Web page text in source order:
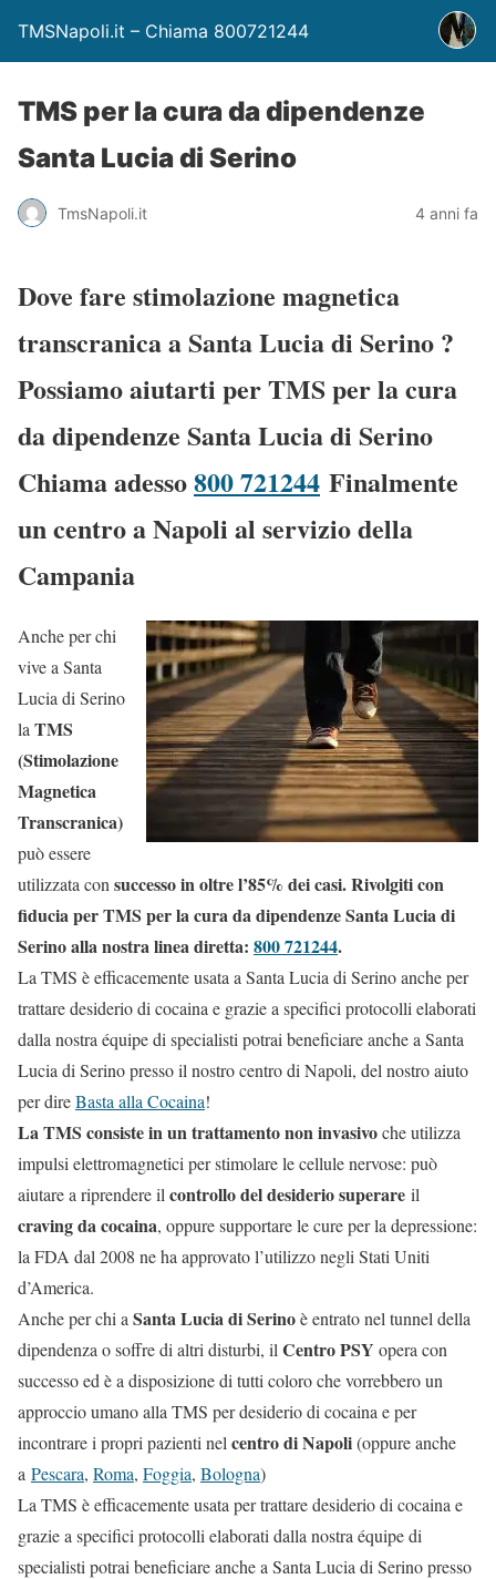
TMSNapoli.it – Chiama 800721244
TMS per la cura da dipendenze
Santa Lucia di Serino
TmsNapoli.it 4 anni fa
Dove fare stimolazione magnetica
transcranica a Santa Lucia di Serino ?
Possiamo aiutarti per TMS per la cura
da dipendenze Santa Lucia di Serino
Chiama adesso800 721244 Finalmente
un centro a Napoli al servizio della
Campania
Anche per chi
vive a Santa
Lucia di Serino
la TMS
(Stimolazione
Magnetica
Transcranica)
può essere
utilizzata con successo in oltre l’85% dei casi. Rivolgiti con
fiducia per TMS per la cura da dipendenze Santa Lucia di
Serino alla nostra linea diretta: 800 721244.
La TMS è efficacemente usata a Santa Lucia di Serino anche per
trattare desiderio di cocaina e grazie a specifici protocolli elaborati
dalla nostra équipe di specialisti potrai beneficiare anche a Santa
Lucia di Serino presso il nostro centro di Napoli, del nostro aiuto
per direBasta alla Cocaina!
La TMS consiste in un trattamento non invasivoche utilizza
impulsi elettromagnetici per stimolare le cellule nervose: può
aiutare a riprendere il controllo del desiderio superare il
craving da cocaina, oppure supportare le cure per la depressione:
la FDA dal 2008 ne ha approvato l’utilizzo negli Stati Uniti
d’America.
Anche per chi a Santa Lucia di Serinoè entrato nel tunnel della
dipendenza o soffre di altri disturbi, il Centro PSY opera con
successo ed è a disposizione di tutti coloro che vorrebbero un
approccio umano alla TMS per desiderio di cocaina e per
incontrare i propri pazienti nel centro di Napoli(oppure anche
a Pescara, Roma, Foggia, Bologna)
La TMS è efficacemente usata per trattare desiderio di cocaina e
grazie a specifici protocolli elaborati dalla nostra équipe di
specialisti potrai beneficiare anche a Santa Lucia di Serino presso